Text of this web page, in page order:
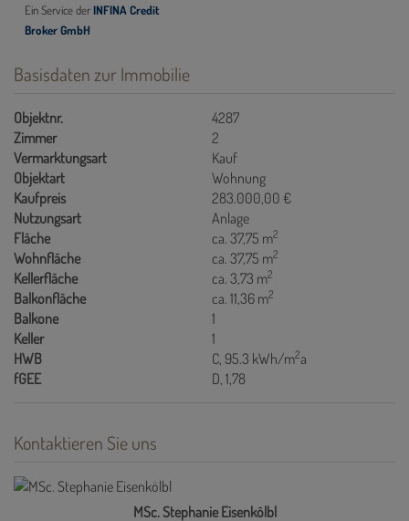
Basisdaten zur Immobilie
Objektnr.
4287
Zimmer
2
Vermarktungsart
Kauf
Objektart
Wohnung
Kaufpreis
283.000,00 €
Nutzungsart
Anlage
Fläche
ca. 37,75 m2
Wohnfläche ca. 37,75 m2
Kellerfläche ca. 3,73 m2
Balkonfläche ca. 11,36 m2
Balkone
1
Keller
1
HWB
C, 95.3 kWh/m2a
fGEE
D, 1,78
Kontaktieren Sie uns
MSc. Stephanie Eisenkölbl